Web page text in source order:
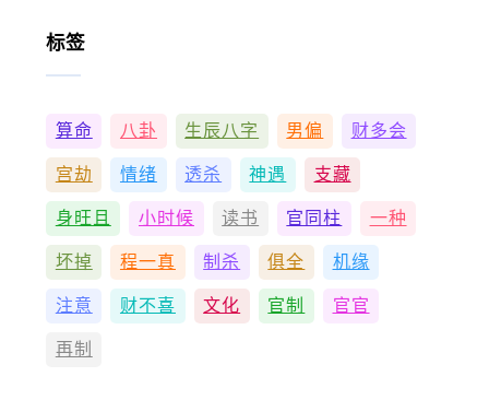
标签
算命 八卦 生辰八字 男偏 财多会
宫劫 情绪 透杀 神遇 支藏
身旺且 小时候 读书 官同柱 一种
坏掉 程一真 制杀 俱全 机缘
注意 财不喜 文化 官制 官官
再制